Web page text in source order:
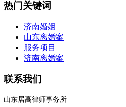
热门关键词
济南婚姻
山东离婚案
服务项目
济南离婚案
联系我们
山东居高律师事务所